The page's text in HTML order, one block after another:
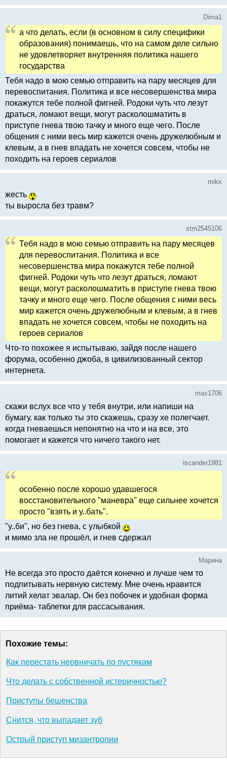
Dima1
а что делать, если (в основном в силу специфики
образования) понимаешь, что на самом деле сильно
не удовлетворяет внутренняя политика нашего
государства
Тебя надо в мою семью отправить на пару месяцев для
перевоспитания. Политика и все несовершенства мира
покажутся тебе полной фигней. Родоки чуть что лезут
драться, ломают вещи, могут расколошматить в
приступе гнева твою тачку и много еще чего. После
общения с ними весь мир кажется очень дружелюбным и
клевым, а в гнев впадать не хочется совсем, чтобы не
походить на героев сериалов
mikx
жесть
ты выросла без травм?
stm2545106
Тебя надо в мою семью отправить на пару месяцев
для перевоспитания. Политика и все
несовершенства мира покажутся тебе полной
фигней. Родоки чуть что лезут драться, ломают
вещи, могут расколошматить в приступе гнева твою
тачку и много еще чего. После общения с ними весь
мир кажется очень дружелюбным и клевым, а в гнев
впадать не хочется совсем, чтобы не походить на
героев сериалов
Что-то похожее я испытываю, зайдя после нашего
форума, особенно джоба, в цивилизованный сектор
интернета.
max1706
скажи вслух все что у тебя внутри, или напиши на
бумагу. как только ты это скажешь, сразу хе полегчает.
когда гневаешься непонятно на что и на все, это
помогает и кажется что ничего такого нет.
iscander1981
особенно после хорошо удавшегося
восстановительного "маневра" еще сильнее хочется
просто "взять и у..бать".
"у..би", но без гнева, с улыбкой
и мимо зла не прошёл, и гнев сдержал
Марина
Не всегда это просто даётся конечно и лучше чем то
подпитывать нервную систему. Мне очень нравится
литий хелат эвалар. Он без побочек и удобная форма
приёма- таблетки для рассасывания.
Похожие темы:
Как перестать нервничать по пустякам
Что делать с собственной истеричностью?
Приступы бешенства
Снится, что выпадает зуб
Острый приступ мизантропии